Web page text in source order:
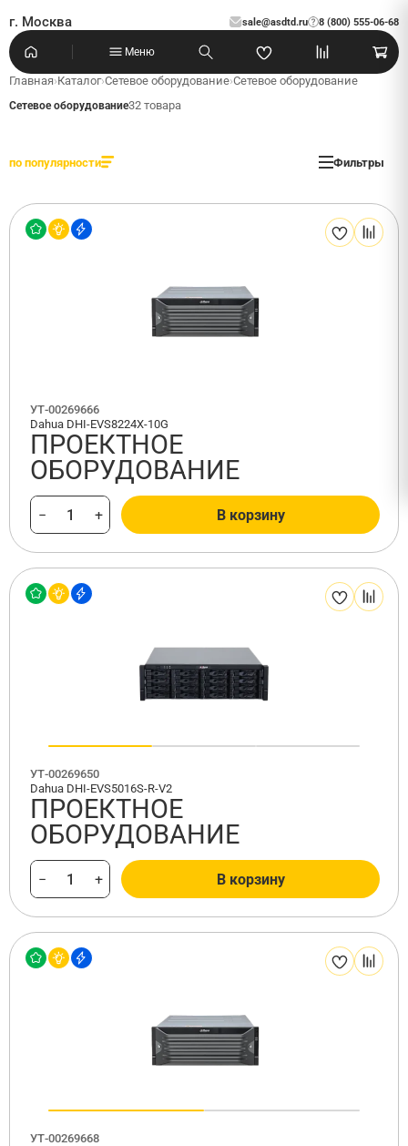
г. Москва sale@asdtd.ru 8 (800) 555-06-68
?
Меню
Главная›Каталог›Сетевое оборудование›Сетевое оборудование
Сетевое оборудование32 товара
по популярности Фильтры
УТ-00269666
Dahua DHI-EVS8224X-10G
ПРОЕКТНОЕ
ОБОРУДОВАНИЕ
− + В корзину
УТ-00269650
Dahua DHI-EVS5016S-R-V2
ПРОЕКТНОЕ
ОБОРУДОВАНИЕ
− + В корзину
УТ-00269668